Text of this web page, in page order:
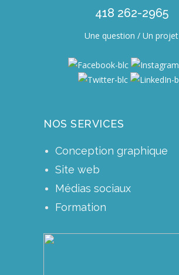
418 262-2965
Une question / Un projet
NOS SERVICES
Conception graphique
Site web
Médias sociaux
Formation